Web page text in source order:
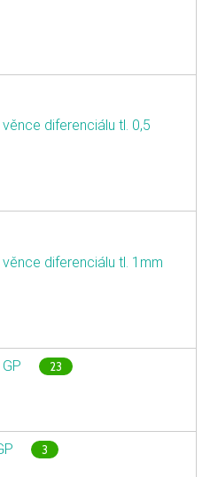
diferenciálu tl. 0,5
diferenciálu tl. 1mm
23
3